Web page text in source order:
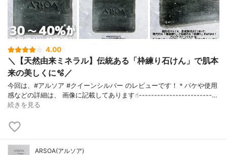
4.00
＼【天然由来ミネラル】伝統ある「枠練り石けん」で肌本
来の美しくに🫧／
今回は、#アルソア #クイーンシルバー のレビューです！＊パケや使用
感などの詳細は、 画像に記載してあります☝︎------------------------…
続きを見る
ARSOA(アルソア)